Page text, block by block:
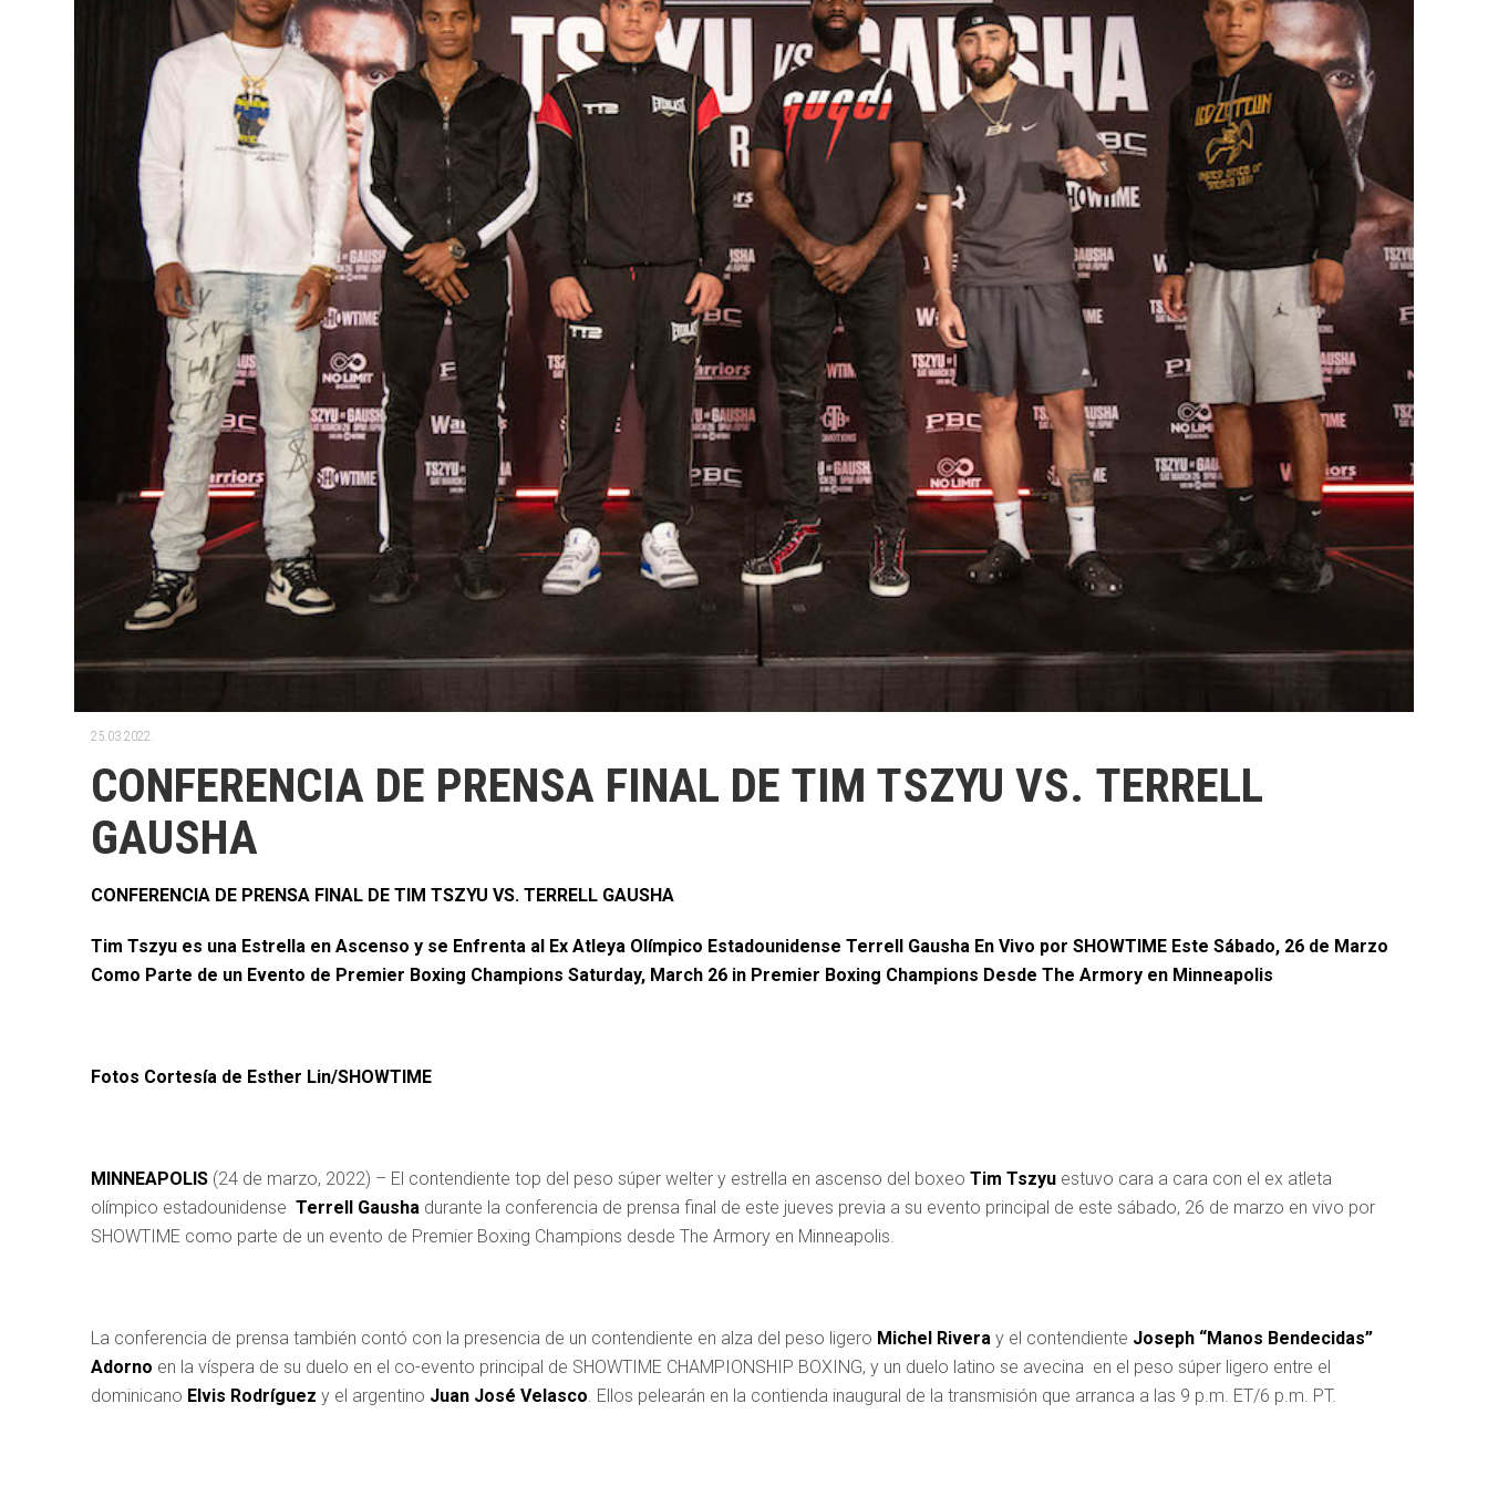
25.03.2022.
CONFERENCIA DE PRENSA FINAL DE TIM TSZYU VS. TERRELL
GAUSHA
CONFERENCIA DE PRENSA FINAL DE TIM TSZYU VS. TERRELL GAUSHA
Tim Tszyu es una Estrella en Ascenso y se Enfrenta al Ex Atleya Olímpico Estadounidense Terrell Gausha En Vivo por SHOWTIME Este Sábado, 26 de Marzo
Como Parte de un Evento de Premier Boxing Champions Saturday, March 26 in Premier Boxing Champions Desde The Armory en Minneapolis
Fotos Cortesía de Esther Lin/SHOWTIME
MINNEAPOLIS (24 de marzo, 2022) – El contendiente top del peso súper welter y estrella en ascenso del boxeo Tim Tszyu estuvo cara a cara con el ex atleta
olímpico estadounidense Terrell Gausha durante la conferencia de prensa final de este jueves previa a su evento principal de este sábado, 26 de marzo en vivo por
SHOWTIME como parte de un evento de Premier Boxing Champions desde The Armory en Minneapolis.
La conferencia de prensa también contó con la presencia de un contendiente en alza del peso ligero Michel Rivera y el contendiente Joseph “Manos Bendecidas”
Adorno en la víspera de su duelo en el co-evento principal de SHOWTIME CHAMPIONSHIP BOXING, y un duelo latino se avecina en el peso súper ligero entre el
dominicano Elvis Rodríguez y el argentino Juan José Velasco. Ellos pelearán en la contienda inaugural de la transmisión que arranca a las 9 p.m. ET/6 p.m. PT.